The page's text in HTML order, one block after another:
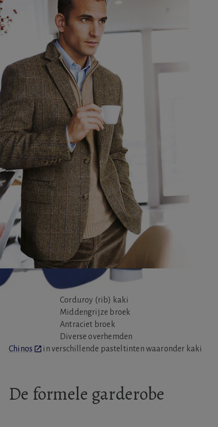
Corduroy (rib) kaki
Middengrijze broek
Antraciet broek
Diverse overhemden
Chinos
in verschillende pasteltinten waaronder kaki
De formele garderobe